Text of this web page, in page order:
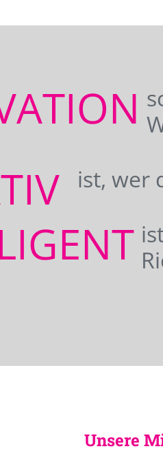
ist, wer
Unsere